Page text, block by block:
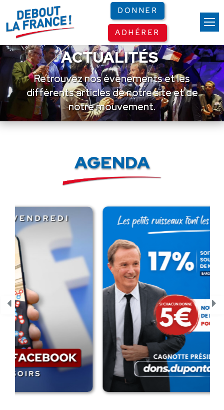
DONNER
ADHÉRER
ACTUALITÉS
Retrouvez nos événements et les
différents articles de notre site et de
notre mouvement.
AGENDA
Panneau de gestion des cookies